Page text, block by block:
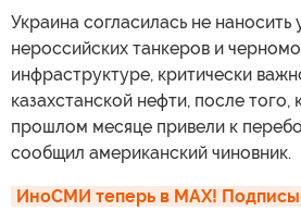
Украина согласилась не наносить
нероссийских танкеров и
инфраструктуре, критически
казахстанской нефти, после того,
прошлом месяце привели к
сообщил американский чиновник.
ИноСМИ теперь в MAX!